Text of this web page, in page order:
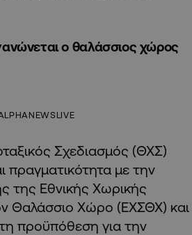
ο θαλάσσιος χώρος
Σχεδιασμός (ΘΧΣ)
πραγματικότητα με την
της Εθνικής Χωρικής
Θαλάσσιο Χώρο (ΕΧΣΘΧ) και
προϋπόθεση για την